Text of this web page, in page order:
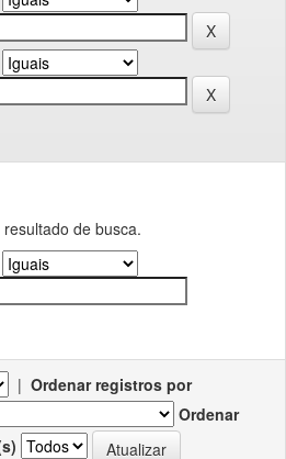
de busca.
| Ordenar registros por
Ordenar